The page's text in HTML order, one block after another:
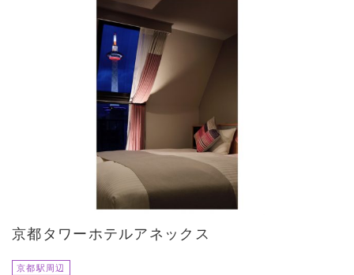
京都タワーホテルアネックス
京都駅周辺